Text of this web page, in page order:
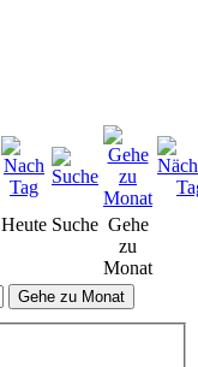
Heute Suche Gehe
zu
Monat
Gehe zu Monat